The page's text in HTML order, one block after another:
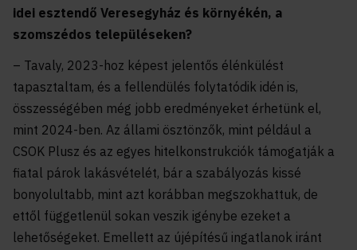
idei esztendő Veresegyház és környékén, a
szomszédos településeken?
– Tavaly, 2023-hoz képest jelentős élénkülést
tapasztaltam, és a fellendülés folytatódik idén is,
összességében még jobb eredményeket érhetünk el,
mint 2024-ben. Az állami ösztönzők, mint például a
CSOK Plusz és az egyes hitelkonstrukciók támogatják a
fiatal párok lakásvételét, bár a szabályozás kissé
bonyolultabb, mint azt korábban megszokhattuk, de
ettől függetlenül sokan veszik igénybe ezeket a
lehetőségeket. Emellett az újépítésű ingatlanok iránt